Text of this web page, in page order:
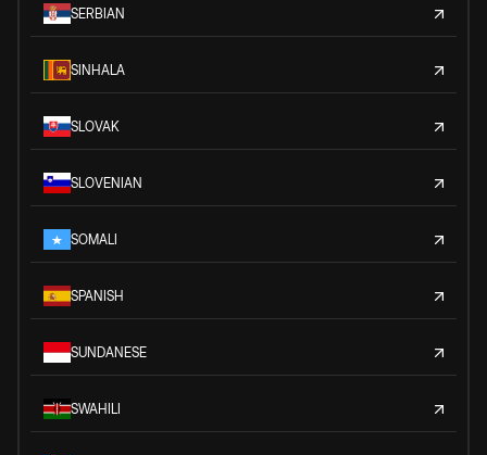
SERBIAN
SINHALA
SLOVAK
SLOVENIAN
SOMALI
SPANISH
SUNDANESE
SWAHILI